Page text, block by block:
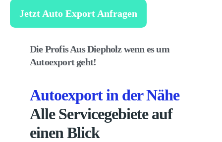
Jetzt Auto Export Anfragen
Die Profis Aus Diepholz wenn es um
Autoexport geht!
Autoexport in der Nähe
Alle Servicegebiete auf
einen Blick